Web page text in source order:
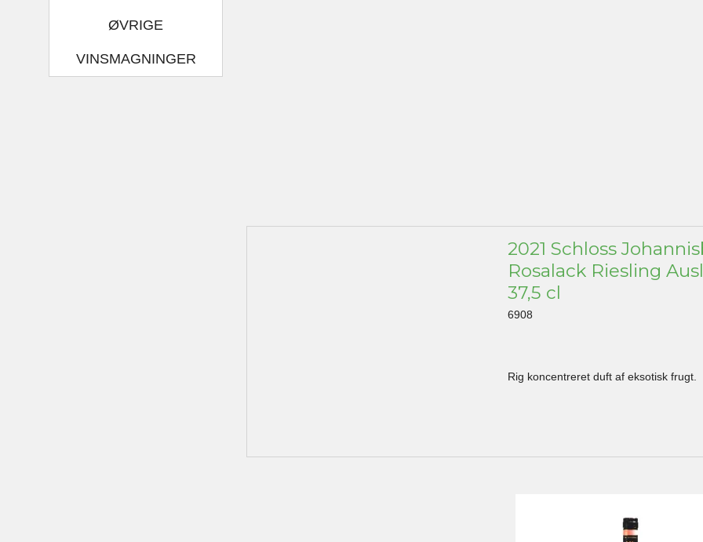
ØVRIGE
VINSMAGNINGER
2021 Schloss
Rosalack Riesling
37,5 cl
6908
Rig koncentreret duft af eksotisk frugt.